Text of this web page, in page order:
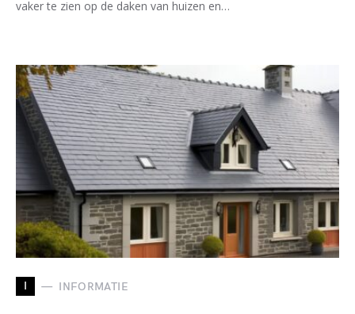
vaker te zien op de daken van huizen en…
I INFORMATIE